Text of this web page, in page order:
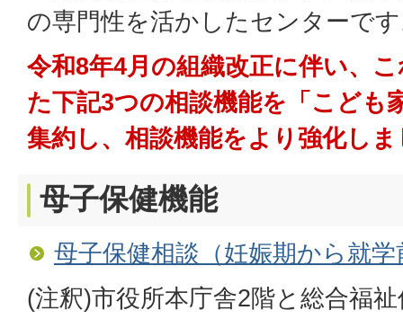
の専門性を活かしたセンターで
令和8年4月の組織改正に伴い、
た下記3つの相談機能を「こども
集約し、相談機能をより強化し
母子保健機能
母子保健相談（妊娠期から就
(注釈)市役所本庁舎2階と総合福